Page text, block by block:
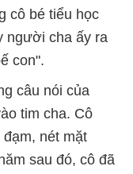
cô bé tiểu học
người cha ấy ra
con".
câu nói của
tim cha. Cô
nét mặt
sau đó, cô đã